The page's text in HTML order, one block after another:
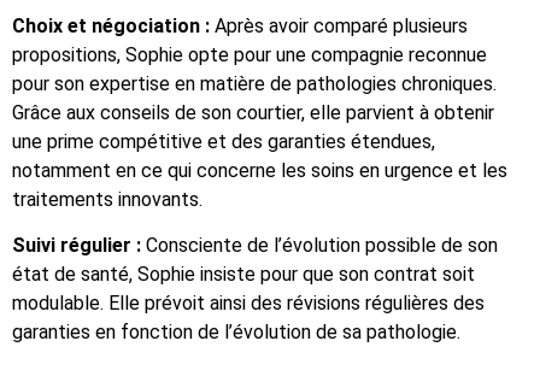
Choix et négociation : Après avoir comparé plusieurs
propositions, Sophie opte pour une compagnie reconnue
pour son expertise en matière de pathologies chroniques.
Grâce aux conseils de son courtier, elle parvient à obtenir
une prime compétitive et des garanties étendues,
notamment en ce qui concerne les soins en urgence et les
traitements innovants.
Suivi régulier : Consciente de l’évolution possible de son
état de santé, Sophie insiste pour que son contrat soit
modulable. Elle prévoit ainsi des révisions régulières des
garanties en fonction de l’évolution de sa pathologie.